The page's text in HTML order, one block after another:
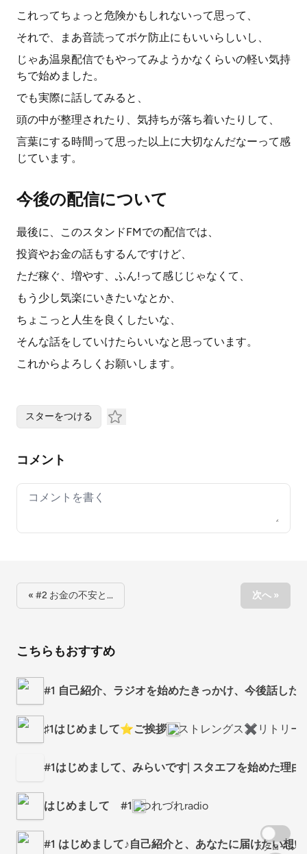
これってちょっと危険かもしれないって思って、
それで、まあ音読ってボケ防止にもいいらしいし、
じゃあ温泉配信でもやってみようかなくらいの軽い気持
ちで始めました。
でも実際に話してみると、
頭の中が整理されたり、気持ちが落ち着いたりして、
言葉にする時間って思った以上に大切なんだなーって感
じています。
今後の配信について
最後に、このスタンドFMでの配信では、
投資やお金の話もするんですけど、
ただ稼ぐ、増やす、ふん!って感じじゃなくて、
もう少し気楽にいきたいなとか、
ちょこっと人生を良くしたいな、
そんな話をしていけたらいいなと思っています。
これからよろしくお願いします。
スターをつける
コメント
Your comment
« #2 お金の不安と… 次へ »
こちらもおすすめ
#1 自己紹介、ラジオを始めたきっかけ、今後話した
♯1はじめまして⭐︎ご挨拶 "ストレングス✖️リトリー
#1はじめまして、みらいです| スタエフを始めた理由
はじめまして #1 つれづれradio
#1 はじめまして♪自己紹介と、あなたに届けたい想
スクロール